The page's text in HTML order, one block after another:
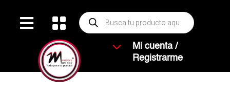
  Búsqueda
de
productos
3
Mi cuenta /
Registrarme